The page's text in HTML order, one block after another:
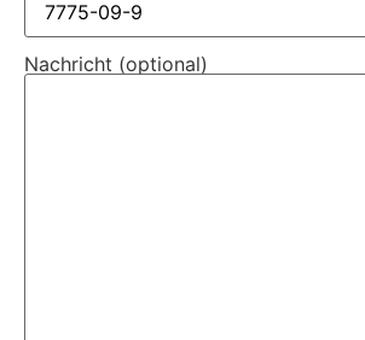
Nachricht (optional)